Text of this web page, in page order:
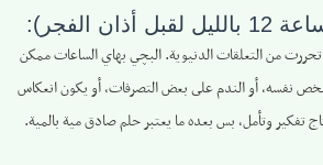
الفجر):
من التعلقات الدنيوية. البچي بهاي الساعات ممكن
نفسه، أو الندم على بعض التصرفات، أو يكون انعكاس
تفكير وتأمل، بس بعده ما يعتبر حلم صادق مية بالمية.